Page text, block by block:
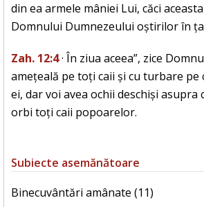
din ea armele mâniei Lui, căci
Domnului Dumnezeului oștirilor în
Zah. 12:4· În ziua aceea”, zice
amețeală pe toți caii și cu turbare pe
ei, dar voi avea ochii deschiși asupra
orbi toți caii popoarelor.
Subiecte asemănătoare
Binecuvântări amânate (11)